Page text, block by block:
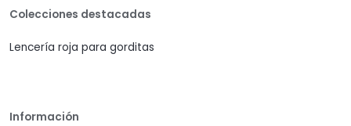
Colecciones destacadas
Lencería roja para gorditas
Información